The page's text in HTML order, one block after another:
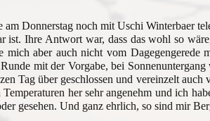
am Donnerstag noch mit Uschi Winterbaer
ist. Ihre Antwort war, dass das wohl so
mich aber auch nicht vom Dagegengerede
mit der Vorgabe, bei
Tag über geschlossen und vereinzelt
Temperaturen her sehr angenehm und ich
gesehen. Und ganz ehrlich, so sind mir